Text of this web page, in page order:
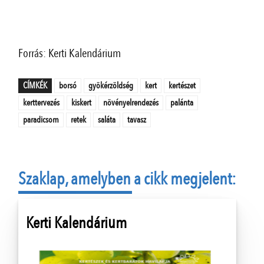
Forrás: Kerti Kalendárium
CÍMKÉK borsó gyökérzöldség kert
kertészet
kerttervezés
kiskert növényelrendezés
palánta
paradicsom
retek saláta tavasz
Szaklap, amelyben a cikk megjelent:
Kerti Kalendárium